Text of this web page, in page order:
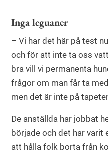
Inga leguaner
– Vi har det här på test
och för att inte ta oss
bra vill vi permanenta
frågor om man får ta
men det är inte på
De anställda har jobbat
började och det har varit
att hålla folk borta från